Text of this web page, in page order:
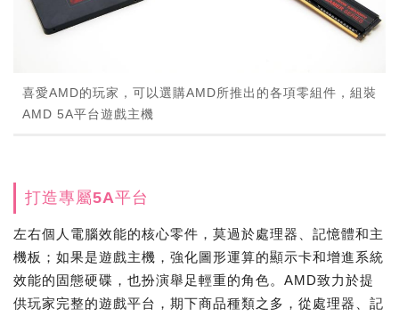
喜愛AMD的玩家，可以選購AMD所推出的各項零組件，組裝
AMD 5A平台遊戲主機
打造專屬5A平台
左右個人電腦效能的核心零件，莫過於處理器、記憶體和主
機板；如果是遊戲主機，強化圖形運算的顯示卡和增進系統
效能的固態硬碟，也扮演舉足輕重的角色。AMD致力於提
供玩家完整的遊戲平台，期下商品種類之多，從處理器、記